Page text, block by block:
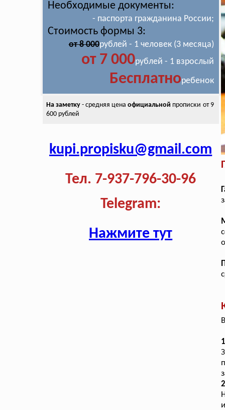
Необходимые документы:
- паспорта гражданина России;
Стоимость формы 3:
от 8 000рублей - 1 человек (3 месяца)
от 7 000рублей - 1 взрослый
Бесплатноребенок
На заметку- средняя ценаофициальной прописки от 9
600 рублей
kupi.propisku@gmail.com
Тел. 7-937-796-30-96
Telegram:
Нажмите тут